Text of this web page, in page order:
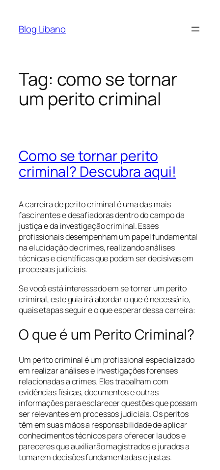
Blog Libano
Tag: como se tornar
um perito criminal
Como se tornar perito
criminal? Descubra aqui!
A carreira de perito criminal é uma das mais
fascinantes e desafiadoras dentro do campo da
justiça e da investigação criminal. Esses
profissionais desempenham um papel fundamental
na elucidação de crimes, realizando análises
técnicas e científicas que podem ser decisivas em
processos judiciais.
Se você está interessado em se tornar um perito
criminal, este guia irá abordar o que é necessário,
quais etapas seguir e o que esperar dessa carreira:
O que é um Perito Criminal?
Um perito criminal é um profissional especializado
em realizar análises e investigações forenses
relacionadas a crimes. Eles trabalham com
evidências físicas, documentos e outras
informações para esclarecer questões que possam
ser relevantes em processos judiciais. Os peritos
têm em suas mãos a responsabilidade de aplicar
conhecimentos técnicos para oferecer laudos e
pareceres que auxiliarão magistrados e jurados a
tomarem decisões fundamentadas e justas.